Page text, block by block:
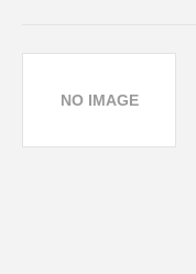
NO IMAGE